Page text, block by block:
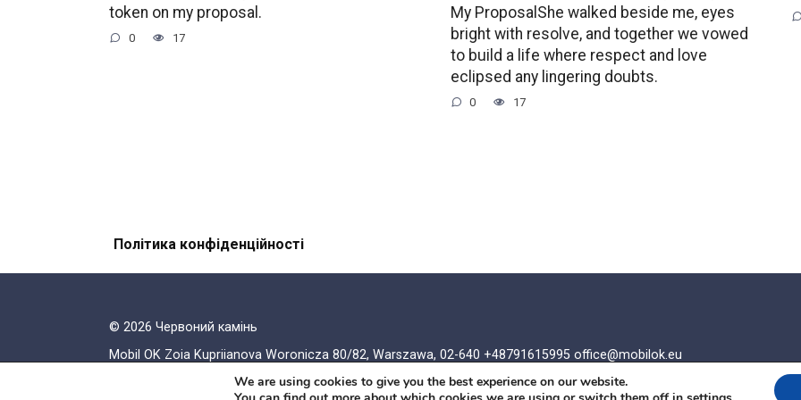
token on my proposal.
0 17
My ProposalShe walked beside me, eyes
bright with resolve, and together we vowed
to build a life where respect and love
eclipsed any lingering doubts.
0 17
Політика конфіденційності
© 2026 Червоний камiнь
Mobil OK Zoia Kupriianova Woronicza 80/82, Warszawa, 02-640 +48791615995 office@mobilok.eu
We are using cookies to give you the best experience on our website.